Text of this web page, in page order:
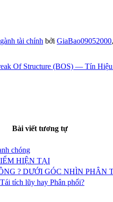
tài chính bởi GiaBao09052000,
Of Structure (BOS) — Tín
Bài viết tương tự
chóng
HIỆN TẠI
? DƯỚI GÓC NHÌN PHÂN
tích lũy hay Phân phối?